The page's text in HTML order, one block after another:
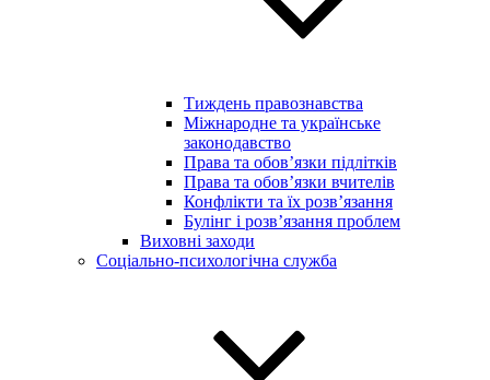
Тиждень правознавства
Міжнародне та українське
законодавство
Права та обов’язки підлітків
Права та обов’язки вчителів
Конфлікти та їх розв’язання
Булінг і розв’язання проблем
Виховні заходи
Соціально-психологічна служба